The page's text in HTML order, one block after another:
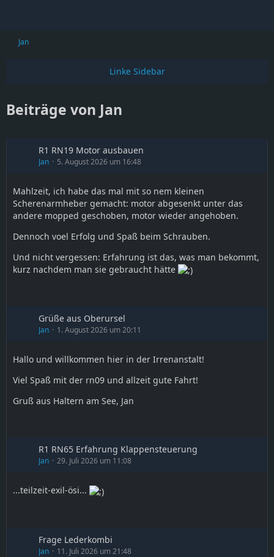
Jan
Beiträge von Jan
R1 RN19 Motor ausbauen
Jan 5. August 2026 um 16:48
Mahlzeit, ich habe das mal mit so nem kleinen
Scherenarmheber gemacht: motor abgesenkt unter das
andere mopped geschoben, motor wieder angehoben.
Dennoch voel Erfolg und Spaß beim Schrauben.
Und nicht vergessen: Erfahrung ist das, was man bekommt,
kurz nachdem man sie gebraucht hätte
Grüße aus Oberursel
Jan 1. August 2026 um 20:11
Hallo und willkommen hier in der Irrenanstalt!
Viel Spaß mit der rn09 und allzeit gute Fahrt!
Gruß aus Haltern am See, Jan
R1 RN65 Erfahrung Klappensteuerung
Jan 29. Juli 2026 um 11:08
...teilzeit-exil-ösi...
Frage Lederkombi
Jan 11. Juli 2026 um 21:48